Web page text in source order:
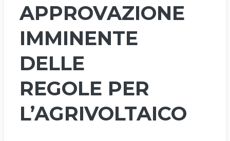
APPROVAZIONE
IMMINENTE
DELLE
REGOLE PER
L’AGRIVOLTAICO